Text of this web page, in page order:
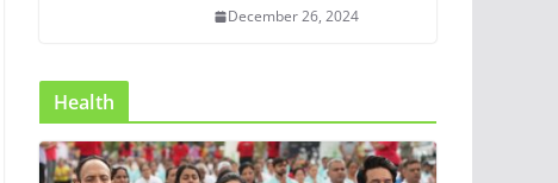
December 26, 2024
Health